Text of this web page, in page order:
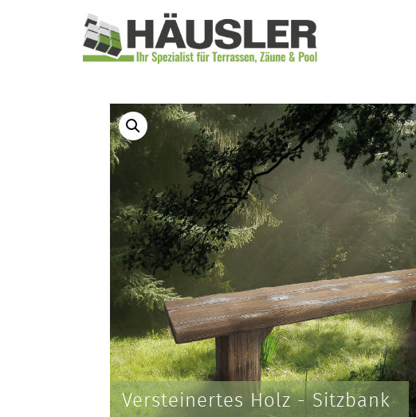
Versteinertes Holz - Sitzbank